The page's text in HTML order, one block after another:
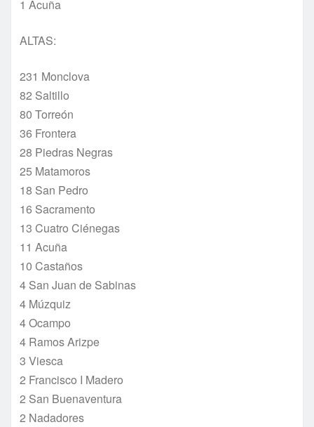
1 Acuña
ALTAS:
231 Monclova
82 Saltillo
80 Torreón
36 Frontera
28 Piedras Negras
25 Matamoros
18 San Pedro
16 Sacramento
13 Cuatro Ciénegas
11 Acuña
10 Castaños
4 San Juan de Sabinas
4 Múzquiz
4 Ocampo
4 Ramos Arizpe
3 Viesca
2 Francisco I Madero
2 San Buenaventura
2 Nadadores